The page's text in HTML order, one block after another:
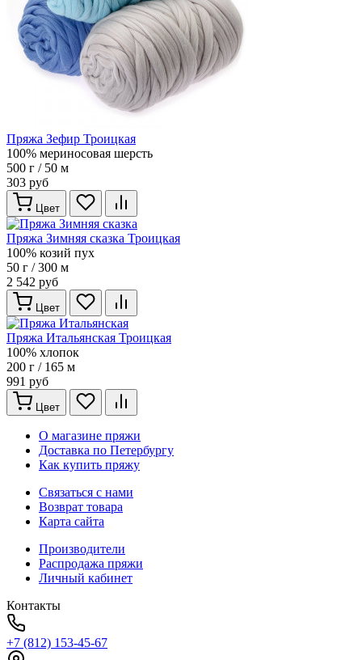
Пряжа Зефир Троицкая
100% мериносовая шерсть
500 г / 50 м
303 руб
Цвет
Пряжа Зимняя сказка Троицкая
100% козий пух
50 г / 300 м
2 542 руб
Цвет
Пряжа Итальянская Троицкая
100% хлопок
200 г / 165 м
991 руб
Цвет
О магазине пряжи
Доставка по Петербургу
Как купить пряжу
Связаться с нами
Возврат товара
Карта сайта
Производители
Распродажа пряжи
Личный кабинет
Контакты
+7 (812) 153-45-67